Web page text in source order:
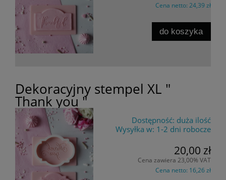
Cena netto: 24,39 zł
do koszyka
Dekoracyjny stempel XL "
Thank you "
Dostępność: duża ilość
Wysyłka w: 1-2 dni robocze
20,00 zł
Cena zawiera 23,00% VAT
Cena netto: 16,26 zł